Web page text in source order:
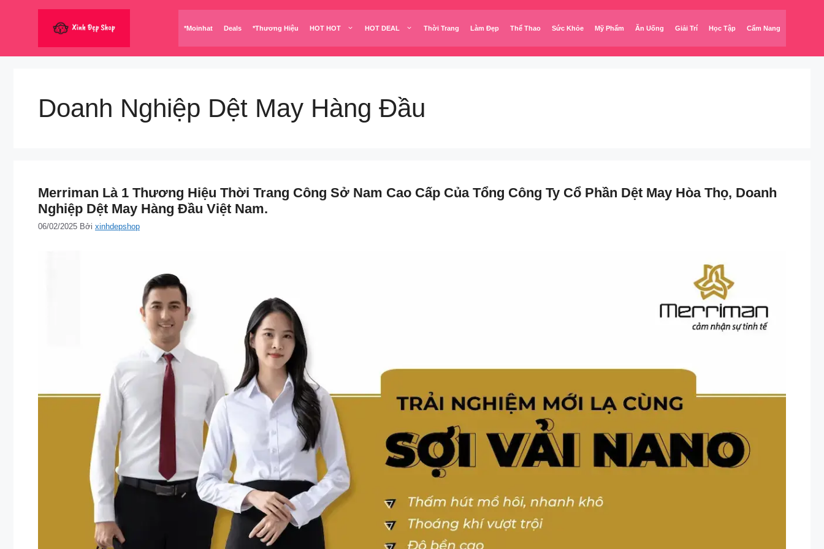
*Moinhat Deals *Thương Hiệu HOT HOT HOT DEAL Thời Trang Làm Đẹp Thể Thao Sức Khỏe Mỹ Phẩm Ăn Uống Giải Trí Học Tập Cẩm Nang
Doanh Nghiệp Dệt May Hàng Đầu
Merriman Là 1 Thương Hiệu Thời Trang Công Sở Nam Cao Cấp Của Tổng Công Ty Cổ Phần Dệt May Hòa Thọ, Doanh
Nghiệp Dệt May Hàng Đầu Việt Nam.
06/02/2025 Bởi xinhdepshop